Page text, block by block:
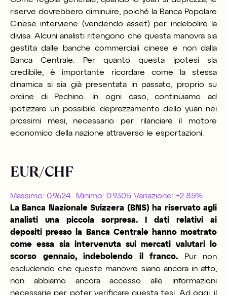
riserve dovrebbero diminuire, poiché la Banca Popolare
Cinese interviene (vendendo asset) per indebolire la
divisa. Alcuni analisti ritengono che questa manovra sia
gestita dalle banche commerciali cinese e non dalla
Banca Centrale. Per quanto questa ipotesi sia
credibile, è importante ricordare come la stessa
dinamica si sia già presentata in passato, proprio su
ordine di Pechino. In ogni caso, continuiamo ad
ipotizzare un possibile deprezzamento dello yuan nei
prossimi mesi, necessario per rilanciare il motore
economico della nazione attraverso le esportazioni.
EUR/CHF
Massimo: 0.9624 Minimo: 0.9305 Variazione: +2.85%
La Banca Nazionale Svizzera (BNS) ha riservato agli
analisti una piccola sorpresa. I dati relativi ai
depositi presso la Banca Centrale hanno mostrato
come essa sia intervenuta sui mercati valutari lo
scorso gennaio, indebolendo il franco. Pur non
escludendo che queste manovre siano ancora in atto,
non abbiamo ancora accesso alle informazioni
necessarie per poter verificare questa tesi. Ad oggi, il